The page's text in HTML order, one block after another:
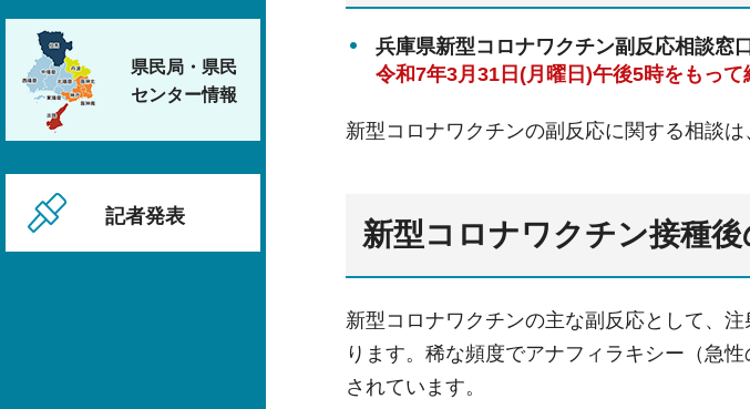
県民局・県民
センター情報
記者発表
兵庫県新型コロナワクチン副反応相談窓口
令和7年3月31日(月曜日)午後5時をもって
新型コロナワクチンの副反応に関する相談
新型コロナワクチン接種
新型コロナワクチンの主な副反応として、
ります。稀な頻度でアナフィラキシー（急
されています。